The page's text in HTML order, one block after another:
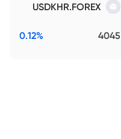
USDKHR.FOREX
4045
0.12%